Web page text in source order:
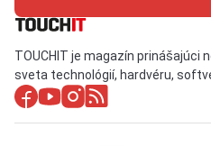
TOUCHIT je magazín prinášajúci
sveta technológií, hardvéru,